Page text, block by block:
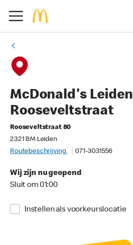
McDonald's Leiden
Rooseveltstraat
Rooseveltstraat 80
2321 BM Leiden
Routebeschrijving
071-3031556
Wij zijn nu geopend
Sluit om 01:00
Instellen als voorkeurslocatie